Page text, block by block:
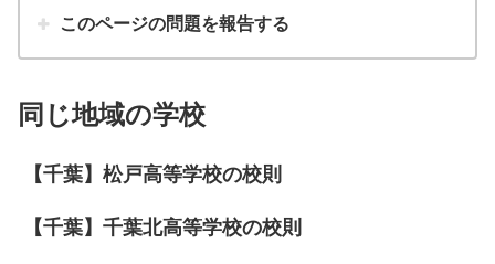
このページの問題を報告する
同じ地域の学校
【千葉】松戸高等学校の校則
【千葉】千葉北高等学校の校則